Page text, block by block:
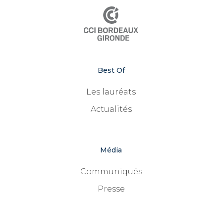
Best Of
Les lauréats
Actualités
Média
Communiqués
Presse